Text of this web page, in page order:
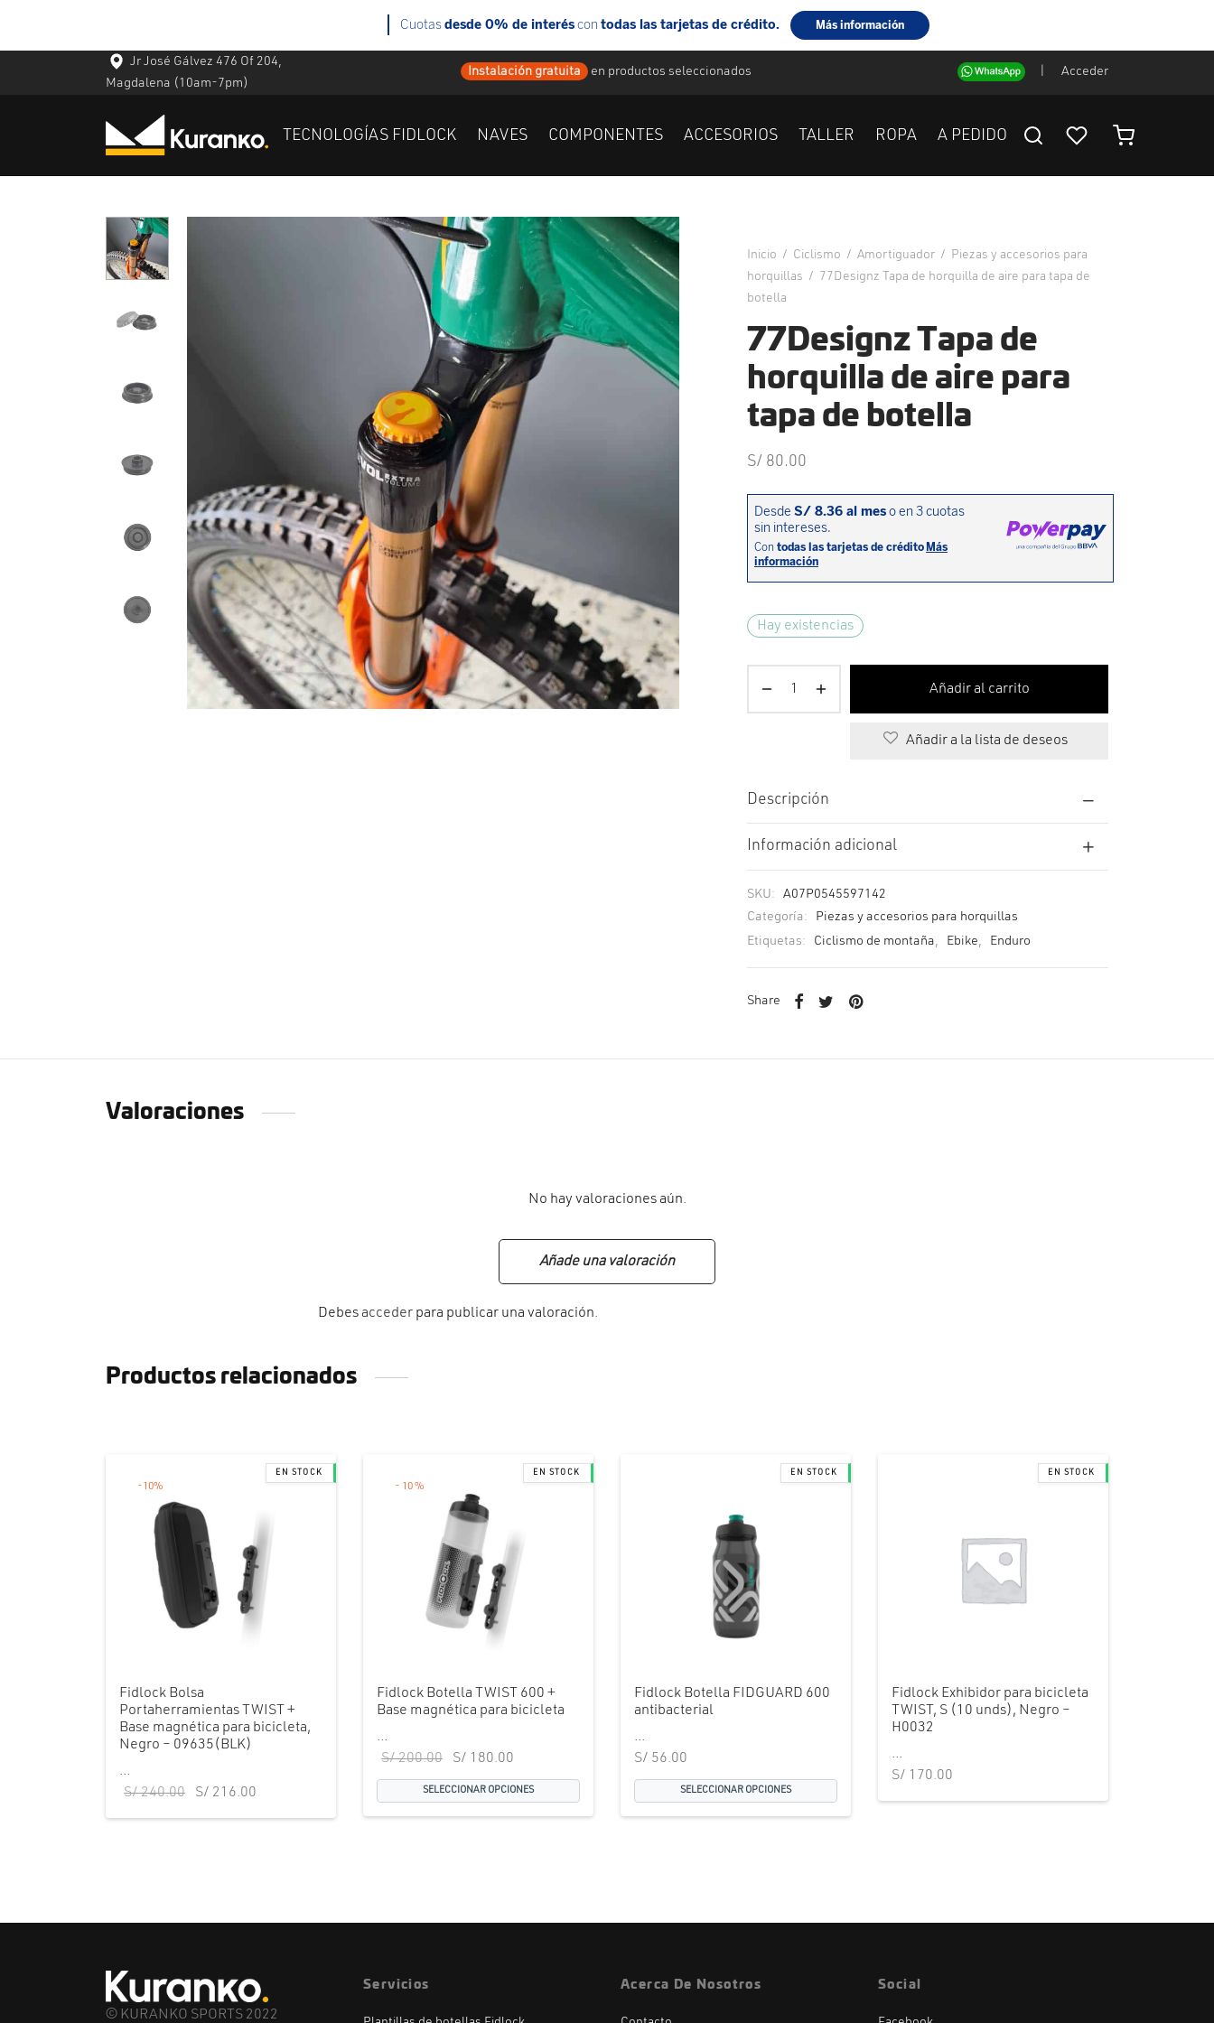
Jr José Gálvez 476 Of 204,
Magdalena (10am-7pm)
Instalación gratuita en productos seleccionados Acceder
TECNOLOGÍAS FIDLOCK NAVES COMPONENTES ACCESORIOS TALLER ROPA A PEDIDO
Inicio / Ciclismo / Amortiguador /
Piezas y accesorios para
horquillas / 77Designz Tapa de horquilla de aire para tapa de
botella
77Designz Tapa de
horquilla de aire para
tapa de botella
S/ 80.00
Hay existencias
Añadir al carrito
Añadir a la lista de deseos
Descripción
Información adicional
SKU:
A07P0545597142
Categoría:
Piezas y accesorios para horquillas
Etiquetas:
Ciclismo de montaña, Ebike, Enduro
Share
Valoraciones
No hay valoraciones aún.
Añade una valoración
Debesacceder para publicar una valoración.
Productos relacionados
-10%
Fidlock Bolsa
Portaherramientas TWIST +
Base magnética para bicicleta,
Negro – 09635(BLK)
...
S/240.00
El precio
S/ 216.00
- 10%
Fidlock Botella TWIST 600 +
Base magnética para bicicleta
...
S/200.00
El precio
original
era:
S/ 180.00
actual es:
S/ 180.00.
SELECCIONAR OPCIONES
Fidlock Botella FIDGUARD 600
antibacterial
...
S/ 56.00
SELECCIONAR OPCIONES
Fidlock Exhibidor para bicicleta
TWIST, S (10 unds), Negro –
H0032
...
S/ 170.00
© KURANKO SPORTS 2022
Servicios Acerca De Nosotros Social